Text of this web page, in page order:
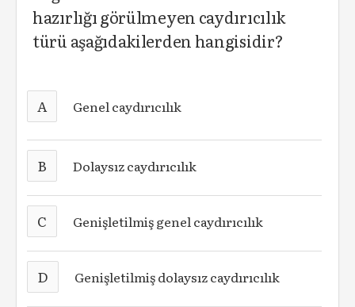
hazırlığı görülmeyen caydırıcılık
türü aşağıdakilerden hangisidir?
A Genel caydırıcılık
B Dolaysız caydırıcılık
C Genişletilmiş genel caydırıcılık
D Genişletilmiş dolaysız caydırıcılık